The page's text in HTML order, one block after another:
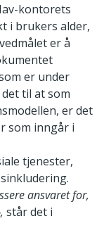
kontorets
i brukers alder,
er å
er under
til at som
er det
som inngår i
tjenester,
ansvaret for,
står det i